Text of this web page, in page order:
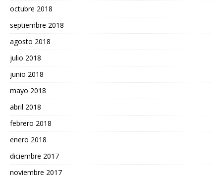
octubre 2018
septiembre 2018
agosto 2018
julio 2018
junio 2018
mayo 2018
abril 2018
febrero 2018
enero 2018
diciembre 2017
noviembre 2017